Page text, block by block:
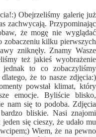
Obejrzeliśmy galerię już
zachwycają. Przypominając
że mogę nie wyglądać
zobaczeniu kilku pierwszych
zniknęły. Znamy Wasze
też jakieś wyobrażenie
to co zobaczyliśmy
że to nasze zdjęcia:)
powstał klimat, który
emocje. Byliście blisko,
nam się to podoba. Zdjęcia
bliskie. Nasi znajomi
się cieszy, że udało mu
Wiem, że na pewno